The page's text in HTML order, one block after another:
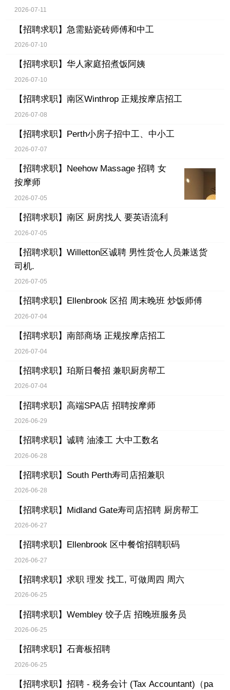
2026-07-11
【招聘求职】 急需贴瓷砖师傅和中工
2026-07-10
【招聘求职】 华人家庭招煮饭阿姨
2026-07-10
【招聘求职】 南区Winthrop 正规按摩店招工
2026-07-08
【招聘求职】 Perth小房子招中工、中小工
2026-07-07
【招聘求职】
Neehow Massage 招聘 女
按摩师
2026-07-05
【招聘求职】 南区 厨房找人 要英语流利
2026-07-05
【招聘求职】 Willetton区诚聘 男性货仓人员兼送货
司机.
2026-07-05
【招聘求职】 Ellenbrook 区招 周末晚班 炒饭师傅
2026-07-04
【招聘求职】 南部商场 正规按摩店招工
2026-07-04
【招聘求职】 珀斯日餐招 兼职厨房帮工
2026-07-04
【招聘求职】 高端SPA店 招聘按摩师
2026-06-29
【招聘求职】 诚聘 油漆工 大中工数名
2026-06-28
【招聘求职】 South Perth寿司店招兼职
2026-06-28
【招聘求职】 Midland Gate寿司店招聘 厨房帮工
2026-06-27
【招聘求职】 Ellenbrook 区中餐馆招聘职码
2026-06-27
【招聘求职】 求职 理发 找工, 可做周四 周六
2026-06-25
【招聘求职】 Wembley 饺子店 招晚班服务员
2026-06-25
【招聘求职】 石膏板招聘
2026-06-25
【招聘求职】 招聘 - 税务会计 (Tax Accountant)（pa